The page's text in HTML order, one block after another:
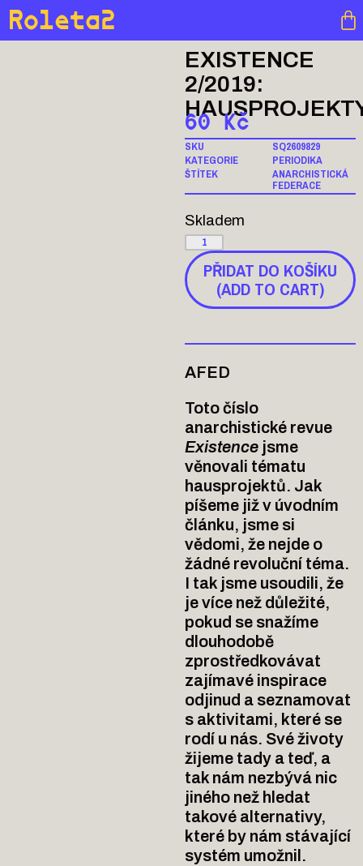
Roleta2
EXISTENCE
2/2019:
60 Kč
SKU
SQ2609829
KATEGORIE
PERIODIKA
ŠTÍTEK
ANARCHISTICKÁ
FEDERACE
Skladem
PŘIDAT DO KOŠÍKU
(ADD TO CART)
AFED
Toto číslo
anarchistické revue
Existence jsme
věnovali tématu
hausprojektů. Jak
píšeme již v úvodním
článku, jsme si
vědomi, že nejde o
žádné revoluční téma.
I tak jsme usoudili, že
je více než důležité,
pokud se snažíme
dlouhodobě
zprostředkovávat
zajímavé inspirace
odjinud a seznamovat
s aktivitami, které se
rodí u nás. Své životy
žijeme tady a teď, a
tak nám nezbývá nic
jiného než hledat
takové alternativy,
které by nám stávající
systém umožnil.